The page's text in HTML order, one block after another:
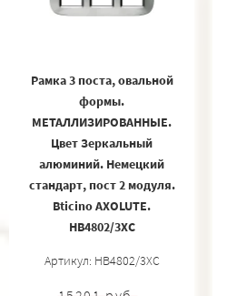
Рамка 3 поста, овальной
формы.
МЕТАЛЛИЗИРОВАННЫЕ.
Цвет Зеркальный
алюминий. Немецкий
стандарт, пост 2 модуля.
Bticino AXOLUTE.
HB4802/3XC
Артикул: HB4802/3XC